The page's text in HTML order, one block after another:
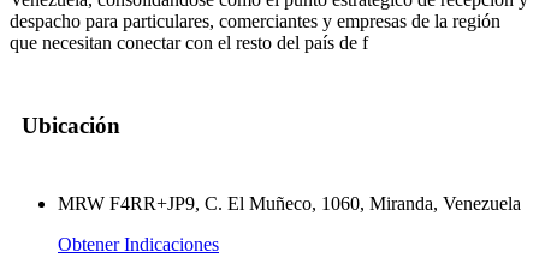
despacho para particulares, comerciantes y empresas de la región
que necesitan conectar con el resto del país de f
Ubicación
MRW F4RR+JP9, C. El Muñeco, 1060, Miranda, Venezuela
Obtener Indicaciones